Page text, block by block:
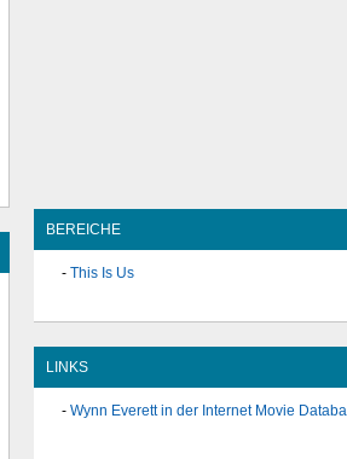
BEREICHE
This Is Us
LINKS
Wynn Everett in der Internet Movie